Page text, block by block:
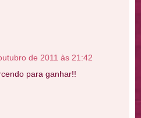
de 2011 às 21:42
para ganhar!!